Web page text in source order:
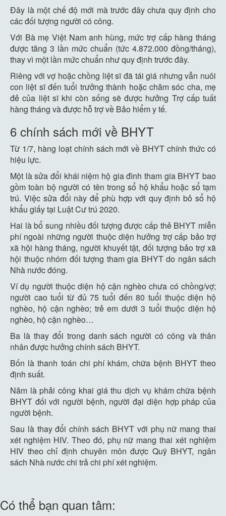
Đây là một chế độ mới mà trước đây chưa quy định cho
các đối tượng người có công.
Với Bà mẹ Việt Nam anh hùng, mức trợ cấp hàng tháng
được tăng 3 lần mức chuẩn (tức 4.872.000 đồng/tháng),
thay vì một lần mức chuẩn như quy định trước đây.
Riêng với vợ hoặc chồng liệt sĩ đã tái giá nhưng vẫn nuôi
con liệt sĩ đến tuổi trưởng thành hoặc chăm sóc cha, mẹ
đẻ của liệt sĩ khi còn sống sẽ được hưởng Trợ cấp tuất
hàng tháng và được hỗ trợ về Bảo hiểm y tế.
6 chính sách mới về BHYT
Từ 1/7, hàng loạt chính sách mới về BHYT chính thức có
hiệu lực.
Một là sửa đổi khái niệm hộ gia đình tham gia BHYT bao
gồm toàn bộ người có tên trong sổ hộ khẩu hoặc sổ tạm
trú. Việc sửa đổi này để phù hợp với quy định bỏ sổ hộ
khẩu giấy tại Luật Cư trú 2020.
Hai là bổ sung nhiều đối tượng được cấp thẻ BHYT miễn
phí ngoài những người thuộc diện hưởng trợ cấp bảo trợ
xã hội hàng tháng, người khuyết tật, đối tượng bảo trợ xã
hội thuộc nhóm đối tượng tham gia BHYT do ngân sách
Nhà nước đóng.
Ví dụ người thuộc diện hộ cận nghèo chưa có chồng/vợ;
người cao tuổi từ đủ 75 tuổi đến 80 tuổi thuộc diện hộ
nghèo, hộ cận nghèo; trẻ em dưới 3 tuổi thuộc diện hộ
nghèo, hộ cận nghèo…
Ba là thay đổi trong danh sách người có công và thân
nhân được hưởng chính sách BHYT.
Bốn là thanh toán chi phí khám, chữa bệnh BHYT theo
định suất.
Năm là phải công khai giá thu dịch vụ khám chữa bệnh
BHYT đối với người bệnh, người đại diện hợp pháp của
người bệnh.
Sau là thay đổi chính sách BHYT với phụ nữ mang thai
xét nghiệm HIV. Theo đó, phụ nữ mang thai xét nghiệm
HIV theo chỉ định chuyên môn được Quỹ BHYT, ngân
sách Nhà nước chi trả chi phí xét nghiệm.
Có thể bạn quan tâm: